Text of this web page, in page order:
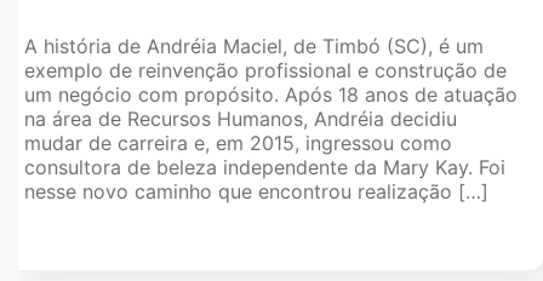
A história de Andréia Maciel, de Timbó (SC), é um
exemplo de reinvenção profissional e construção de
um negócio com propósito. Após 18 anos de atuação
na área de Recursos Humanos, Andréia decidiu
mudar de carreira e, em 2015, ingressou como
consultora de beleza independente da Mary Kay. Foi
nesse novo caminho que encontrou realização […]